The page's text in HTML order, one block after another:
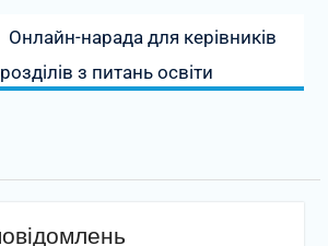
запис:
Онлайн-нарада для керівників
з питань освіти